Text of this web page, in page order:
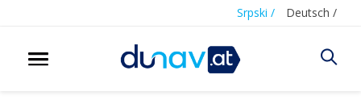
Srpski / Deutsch /